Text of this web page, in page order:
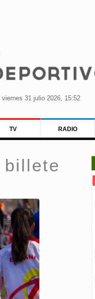
31 julio 2026, 15:52
TV RADIO
billete